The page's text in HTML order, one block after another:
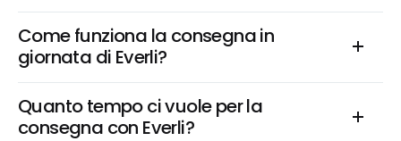
Come funziona la consegna in
giornata di Everli?
Quanto tempo ci vuole per la
consegna con Everli?